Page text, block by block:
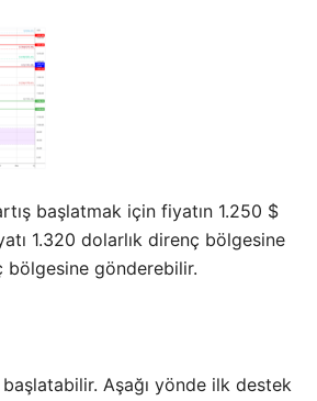
başlatmak için fiyatın 1.250 $
1.320 dolarlık direnç bölgesine
bölgesine gönderebilir.
Aşağı yönde ilk destek